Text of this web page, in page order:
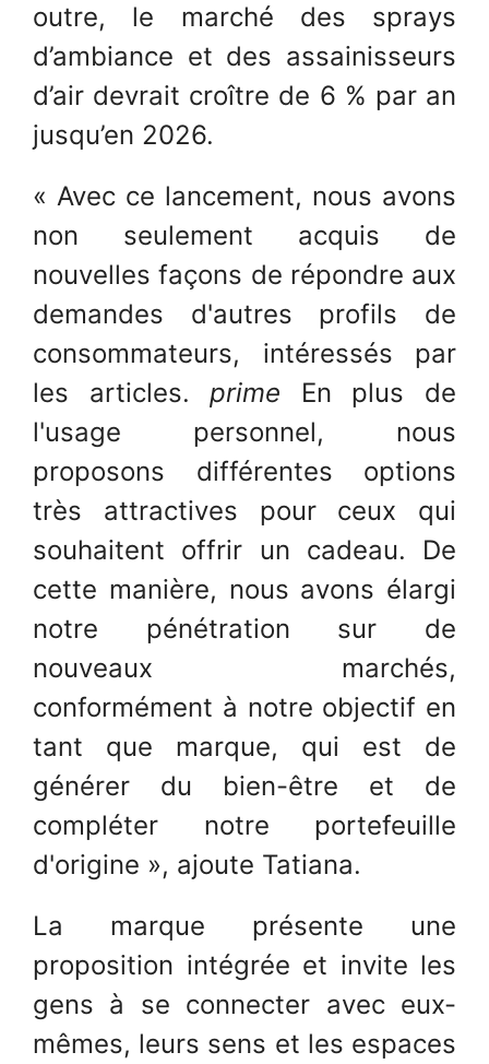
outre, le marché des sprays
d’ambiance et des assainisseurs
d’air devrait croître de 6 % par an
jusqu’en 2026.
« Avec ce lancement, nous avons
non seulement acquis de
nouvelles façons de répondre aux
demandes d'autres profils de
consommateurs, intéressés par
les articles.prime En plus de
l'usage personnel, nous
proposons différentes options
très attractives pour ceux qui
souhaitent offrir un cadeau. De
cette manière, nous avons élargi
notre pénétration sur de
nouveaux marchés,
conformément à notre objectif en
tant que marque, qui est de
générer du bien-être et de
compléter notre portefeuille
d'origine », ajoute Tatiana.
La marque présente une
proposition intégrée et invite les
gens à se connecter avec eux-
mêmes, leurs sens et les espaces